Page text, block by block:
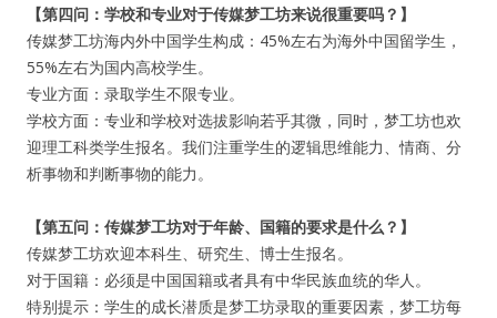
【第四问：学校和专业对于传媒梦工坊来说很重要吗？】
传媒梦工坊海内外中国学生构成：45%左右为海外中国留学生，
55%左右为国内高校学生。
专业方面：录取学生不限专业。
学校方面：专业和学校对选拔影响若乎其微，同时，梦工坊也欢
迎理工科类学生报名。我们注重学生的逻辑思维能力、情商、分
析事物和判断事物的能力。
【第五问：传媒梦工坊对于年龄、国籍的要求是什么？】
传媒梦工坊欢迎本科生、研究生、博士生报名。
对于国籍：必须是中国国籍或者具有中华民族血统的华人。
特别提示：学生的成长潜质是梦工坊录取的重要因素，梦工坊每